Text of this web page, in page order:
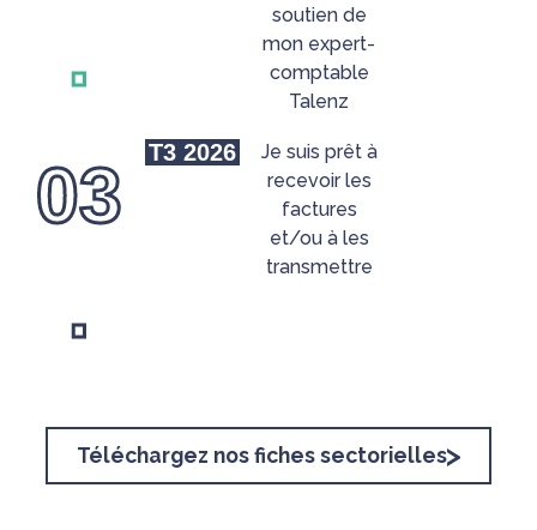
.
soutien de
mon expert-
comptable
Talenz
03
.
T3 2026
Je suis prêt à
recevoir les
factures
et/ou à les
transmettre
Téléchargez nos fiches sectorielles